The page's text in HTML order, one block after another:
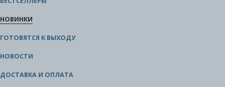
НОВИНКИ
ГОТОВЯТСЯ К ВЫХОДУ
НОВОСТИ
ДОСТАВКА И ОПЛАТА